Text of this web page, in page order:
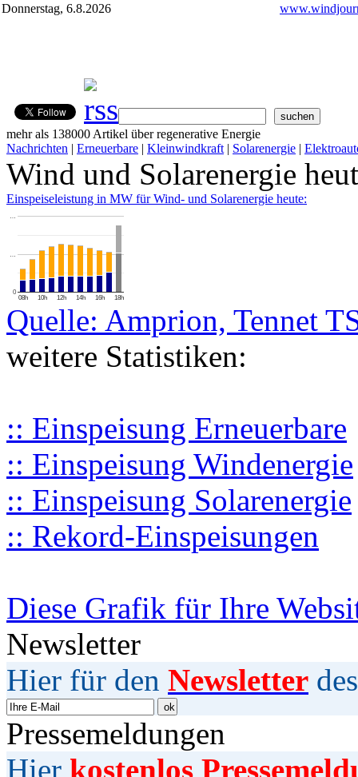
Donnerstag, 6.8.2026
mehr als 138000 Artikel über regenerative Energie
Nachrichten | Erneuerbare | Kleinwindkraft | Solarenergie |
Wind und Solarenergie
Einspeiseleistung in MW für Wind- und Solarenergie heute:
08h 10h 12h 14h 16h 18h
0
…
…
Quelle: Amprion, Tennet
weitere Statistiken:
:: Einspeisung Erneuerbare
:: Einspeisung Windenergie
:: Einspeisung Solarenergie
:: Rekord-Einspeisungen
Diese Grafik für Ihre
Newsletter
Hier für den Newsletter
Pressemeldungen
Hier kostenlos